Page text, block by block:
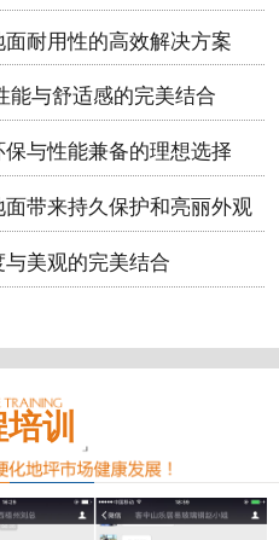
耐用性的高效解决方案
能与舒适感的完美结合
与性能兼备的理想选择
带来持久保护和亮丽外观
美观的完美结合
训